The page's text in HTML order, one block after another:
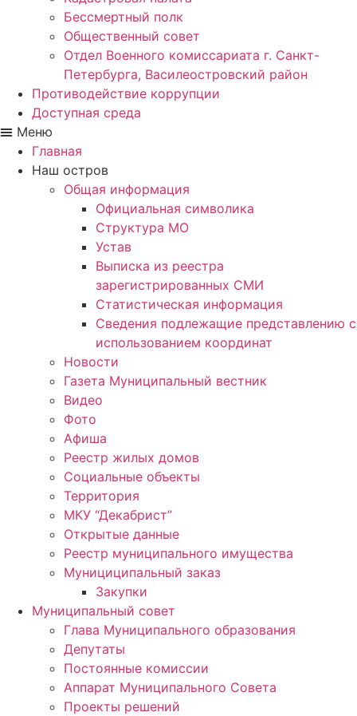
Бессмертный полк
Общественный совет
Отдел Военного комиссариата г. Санкт-
Петербурга, Василеостровский район
Противодействие коррупции
Доступная среда
Меню
Главная
Наш остров
Общая информация
Официальная символика
Структура МО
Устав
Выписка из реестра
зарегистрированных СМИ
Статистическая информация
Сведения подлежащие представлению с
использованием координат
Новости
Газета Муниципальный вестник
Видео
Фото
Афиша
Реестр жилых домов
Социальные объекты
Территория
МКУ “Декабрист”
Открытые данные
Реестр муниципального имущества
Мунициципальный заказ
Закупки
Муниципальный совет
Глава Муниципального образования
Депутаты
Постоянные комиссии
Аппарат Муниципального Совета
Проекты решений